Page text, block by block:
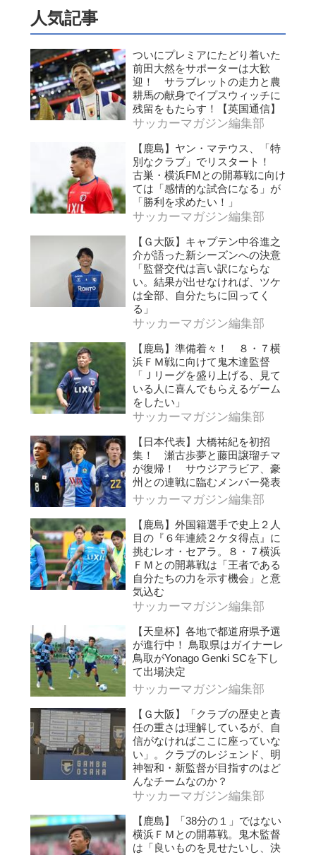
人気記事
ついにプレミアにたどり着いた
前田大然をサポーターは大歓
迎！ サラブレットの走力と農
耕馬の献身でイプスウィッチに
残留をもたらす！【英国通信】
サッカーマガジン編集部
【鹿島】ヤン・マテウス、「特
別なクラブ」でリスタート！
古巣・横浜FMとの開幕戦に向け
ては「感情的な試合になる」が
「勝利を求めたい！」
サッカーマガジン編集部
【Ｇ大阪】キャプテン中谷進之
介が語った新シーズンへの決意
「監督交代は言い訳にならな
い。結果が出せなければ、ツケ
は全部、自分たちに回ってく
る」
サッカーマガジン編集部
【鹿島】準備着々！ ８・７横
浜ＦＭ戦に向けて鬼木達監督
「Ｊリーグを盛り上げる、見て
いる人に喜んでもらえるゲーム
をしたい」
サッカーマガジン編集部
【日本代表】大橋祐紀を初招
集！ 瀬古歩夢と藤田譲瑠チマ
が復帰！ サウジアラビア、豪
州との連戦に臨むメンバー発表
サッカーマガジン編集部
【鹿島】外国籍選手で史上２人
目の『６年連続２ケタ得点』に
挑むレオ・セアラ。８・７横浜
ＦＭとの開幕戦は「王者である
自分たちの力を示す機会」と意
気込む
サッカーマガジン編集部
【天皇杯】各地で都道府県予選
が進行中！ 鳥取県はガイナーレ
鳥取がYonago Genki SCを下し
て出場決定
サッカーマガジン編集部
【Ｇ大阪】「クラブの歴史と責
任の重さは理解しているが、自
信がなければここに座っていな
い」。クラブのレジェンド、明
神智和・新監督が目指すのはど
んなチームなのか？
サッカーマガジン編集部
【鹿島】「38分の１」ではない
横浜ＦＭとの開幕戦。鬼木監督
は「良いものを見せたいし、決